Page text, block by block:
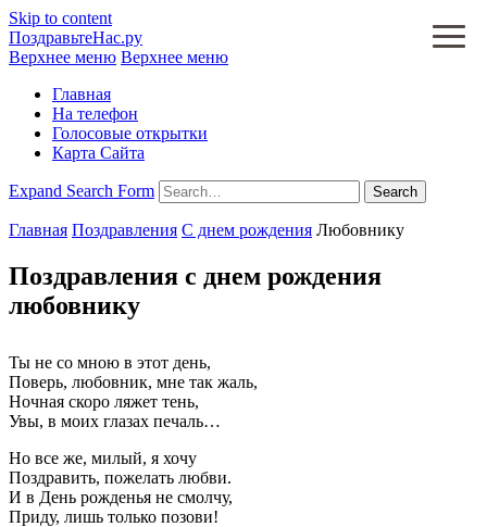
Skip to content
ПоздравьтеНас.ру
Верхнее меню Верхнее меню
Главная
На телефон
Голосовые открытки
Карта Сайта
Expand Search Form Search
Главная Поздравления С днем рождения Любовнику
Поздравления с днем рождения
любовнику
Ты не со мною в этот день,
Поверь, любовник, мне так жаль,
Ночная скоро ляжет тень,
Увы, в моих глазах печаль…
Но все же, милый, я хочу
Поздравить, пожелать любви.
И в День рожденья не смолчу,
Приду, лишь только позови!